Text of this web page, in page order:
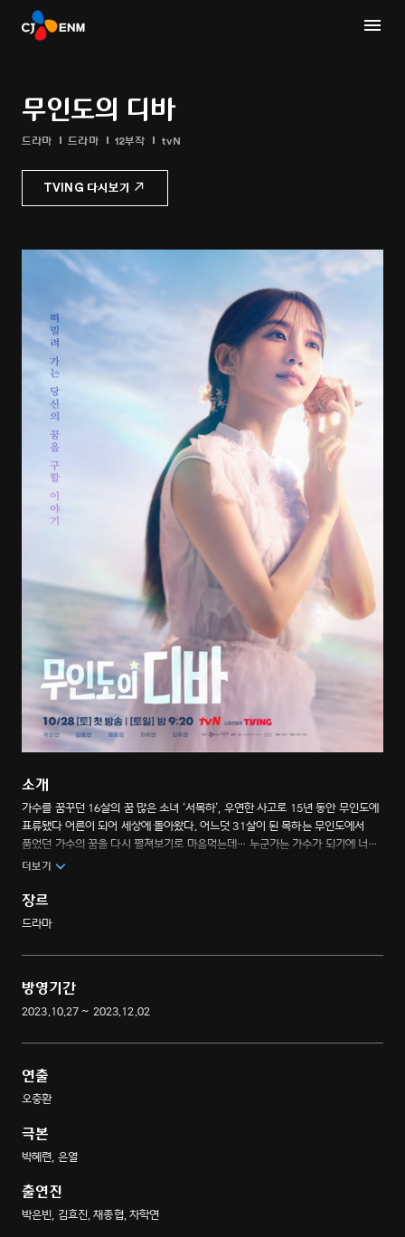
무인도의 디바
드라마 드라마 12부작 tvN
TVING 다시보기
소개
가수를 꿈꾸던 16살의 꿈 많은 소녀 ‘서목하’, 우연한 사고로 15년 동안 무인도에
표류됐다 어른이 되어 세상에 돌아왔다. 어느덧 31살이 된 목하는 무인도에서
품었던 가수의 꿈을 다시 펼쳐보기로 마음먹는데… 누군가는 가수가 되기에 너무
늦은 나이라고 말하지만, 파도에 떠밀려 가는 꿈을 부여잡고 어떠한 재난
있을까? 인생 역주행을 꿈꾸는 가수 지망생 서목하의 인생 역주행 디바 도전기.
더보기
장르
드라마
방영기간
2023.10.27 ~ 2023.12.02
연출
오충환
극본
박혜련, 은열
출연진
박은빈, 김효진, 채종협, 차학연